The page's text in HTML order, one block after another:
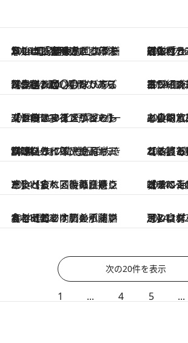
2024.12.26
ついつい食べ過ぎる年末年始は「胃腸疲れ」に注意！ 【胃腸疲れ回復薬膳レシピ】を味方につけて2025年を健康的にスタートしましょう 【型付きでクリスマスに間に合う！】ふわふわの“シフォンケーキ”を絶対失敗せずに作れるレシピ本「とんでもないお菓子作り」
2024.12.20
【食べれば〇〇シリーズレシピ7選】揚げない天丼、包まないいなり寿司…最小限の手間であら不思議、〇〇の味がする傑作レシピ 平日の晩に20分でつくれる“２皿ディナー” 行正り
2024.12.20
【クリスマスメニュー】「恒例にすると子どもも楽しみに」行正り香のレシピ“チキンと野菜のオーブン焼き＆インゲンとトマトのサラダ” ＜最旬ハワイ＞並んでも必食のハンバーガー、ディーン・アンド
2024.12.17
“常備したい背徳飯の素”キャンプにも、手抜き料理にも。即、絶品ガーリックライスやトムヤムクンを作れるアウトドア調味料 【納豆ごはんのアレンジレシピ7選】「納豆
2024.12.7
冷えからくる疲れた時こそ食べてケア！毎日摂りたい【疲れ回復薬膳レシピ】と食べる時の注意点 【スペシャルレシピ】白味噌に青紫蘇…ジャン＝
2024.12.2
冬こそ体の内側から潤いを与えて老け肌を予防する！セルフケアのポイントと【おすすめ美肌薬膳食材8選】 月のリズムに合わせた料理＆食材【射手座の新月】に作
次の20件を表示
1 ... 4 5 ...